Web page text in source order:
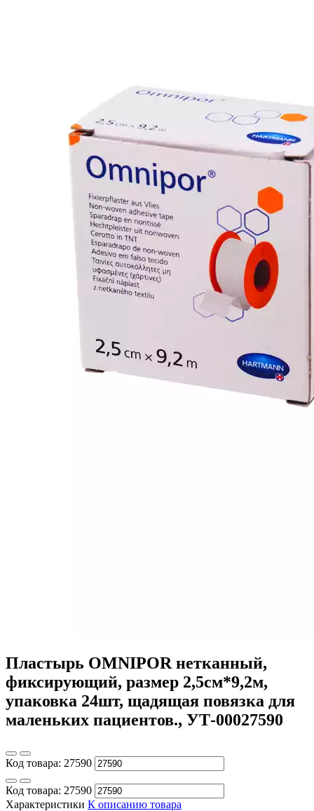
Пластырь OMNIPOR нетканный,
фиксирующий, размер 2,5см*9,2м,
упаковка 24шт, щадящая повязка для
маленьких пациентов., УТ-00027590
Код товара: 27590
Код товара: 27590
Характеристики К описанию товара